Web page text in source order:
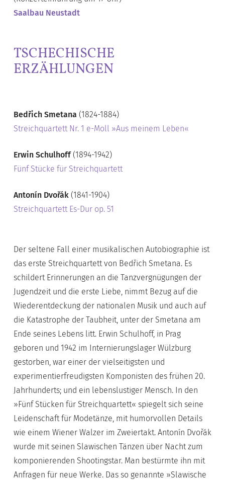
Saalbau Neustadt
TSCHECHISCHE
ERZÄHLUNGEN
Bedřich Smetana (1824-1884)
Streichquartett Nr. 1 e-Moll »Aus meinem Leben«
Erwin Schulhoff(1894-1942)
Fünf Stücke für Streichquartett
Antonín Dvořák(1841-1904)
Streichquartett Es-Dur op. 51
Der seltene Fall einer musikalischen Autobiographie ist
das erste Streichquartett von Bedřich Smetana. Es
schildert Erinnerungen an die Tanzvergnügungen der
Jugendzeit und die erste Liebe, nimmt Bezug auf die
Wiederentdeckung der nationalen Musik und auch auf
die Katastrophe der Taubheit, unter der Smetana am
Ende seines Lebens litt. Erwin Schulhoff, in Prag
geboren und 1942 im Internierungslager Wülzburg
gestorben, war einer der vielseitigsten und
experimentierfreudigsten Komponisten des frühen 20.
Jahrhunderts; und ein lebenslustiger Mensch. In den
»Fünf Stücken für Streichquartett« spiegelt sich seine
Leidenschaft für Modetänze, mit humorvollen Details
wie einem Wiener Walzer im Zweiertakt. Antonín Dvořák
wurde mit seinen Slawischen Tänzen über Nacht zum
komponierenden Shootingstar. Man bestürmte ihn mit
Anfragen für neue Werke. Das so genannte »Slawische